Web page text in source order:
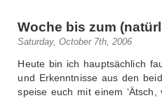
Woche bis zum
Saturday, October 7th, 2006
Heute bin ich hauptsächlich
und Erkenntnisse aus den
speise euch mit einem